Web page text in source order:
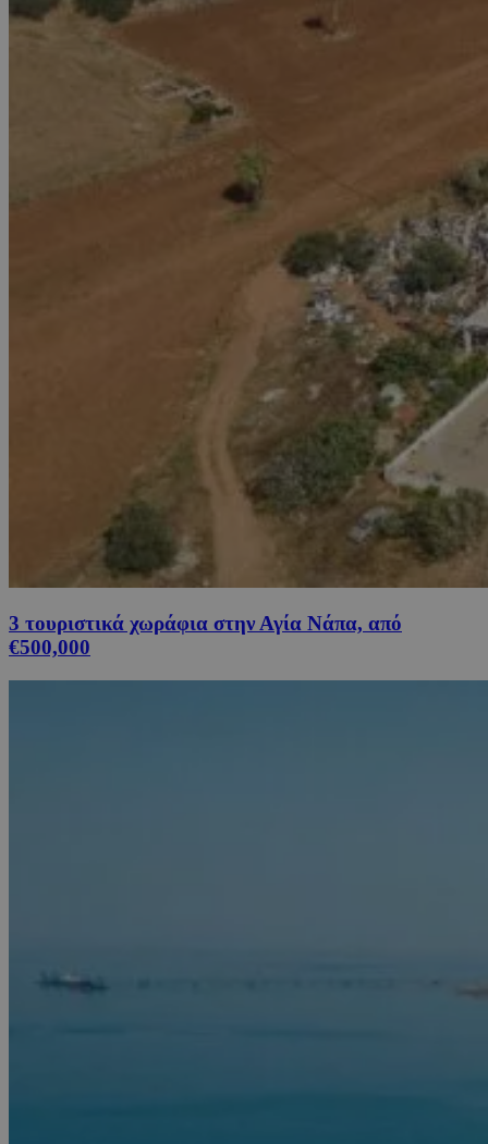
3 τουριστικά χωράφια στην Αγία Νάπα, από
€500,000